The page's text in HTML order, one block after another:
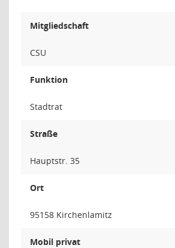
Mitgliedschaft
CSU
Funktion
Stadtrat
Straße
Hauptstr. 35
Ort
95158 Kirchenlamitz
Mobil privat